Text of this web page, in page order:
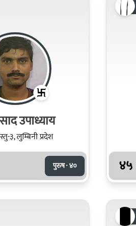
उपाध्याय
३, लुम्बिनी प्रदेश
पुरुष · ४० ४५